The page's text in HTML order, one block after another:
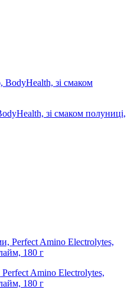
зі смаком полуниці,
Perfect Amino Electrolytes,
180 г